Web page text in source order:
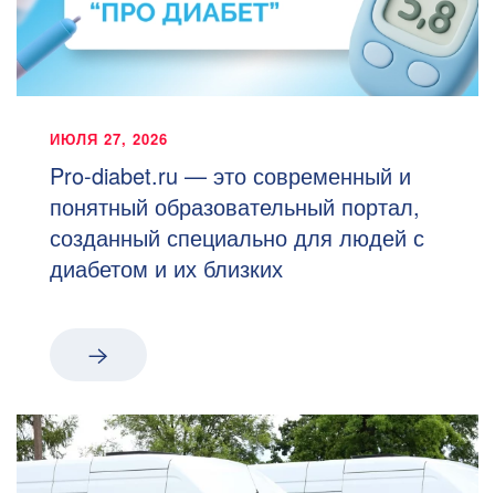
ИЮЛЯ 27, 2026
Pro-diabet.ru — это современный и
понятный образовательный портал,
созданный специально для людей с
диабетом и их близких